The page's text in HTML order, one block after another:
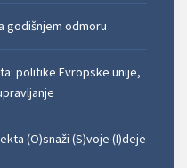
godišnjem odmoru
politike Evropske unije,
(O)snaži (S)voje (I)deje